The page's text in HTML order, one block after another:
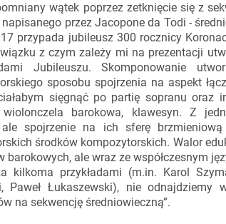
wątek poprzez zetknięcie się z
przez Jacopone da Todi -
przypada jubileusz 300 rocznicy
z czym zależy mi na prezentacji
Jubileuszu. Skomponowanie
sposobu spojrzenia na aspekt
sięgnąć po partię sopranu oraz
wiolonczela barokowa, klawesyn. Z
spojrzenie na ich sferę
środków kompozytorskich. Walor
barokowych, ale wraz ze współczesnym
kilkoma przykładami (m.in. Karol
Paweł Łukaszewski), nie odnajdziemy
na sekwencję średniowieczną”.